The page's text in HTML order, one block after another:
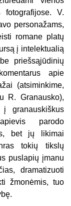
V.
personažams,
romane platų
į intelektualią
priešsąjūdinių
apie
(atsiminkime,
R. Granausko),
granauskiškus
parodo
bet jų likimai
tokių tikslų
puslapių įmanu
dramatizuoti
žmonėmis, tuo